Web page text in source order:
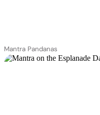
Mantra Pandanas